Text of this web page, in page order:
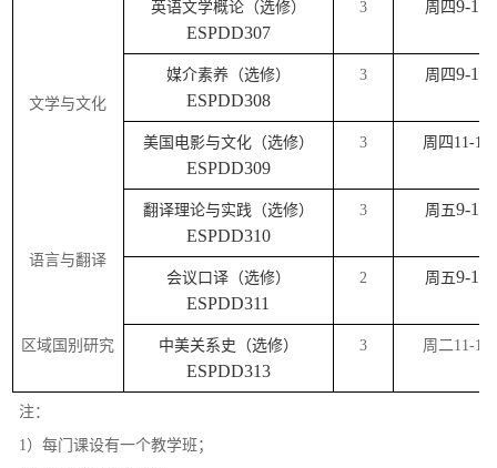
文学与文化
英语文学概论（选修）
ESPDD307
3 周四9-10
媒介素养（选修）
ESPDD308
3 周四9-10
美国电影与文化（选修）
ESPDD309
3 周四 11-12
语言与翻译
翻译理论与实践（选修）
ESPDD310
3 周五9-10
会议口译（选修）
ESPDD311
2 周五9-10
区域国别研究 中美关系史（选修）
ESPDD313
3 周二 11-12
注：
1）每门课设有一个教学班；